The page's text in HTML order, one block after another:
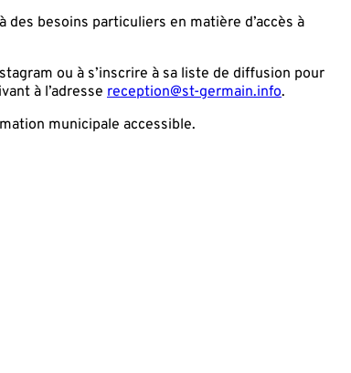
des besoins particuliers en matière d’accès à
ou à s’inscrire à sa liste de diffusion pour
à l’adresse reception@st-germain.info.
municipale accessible.